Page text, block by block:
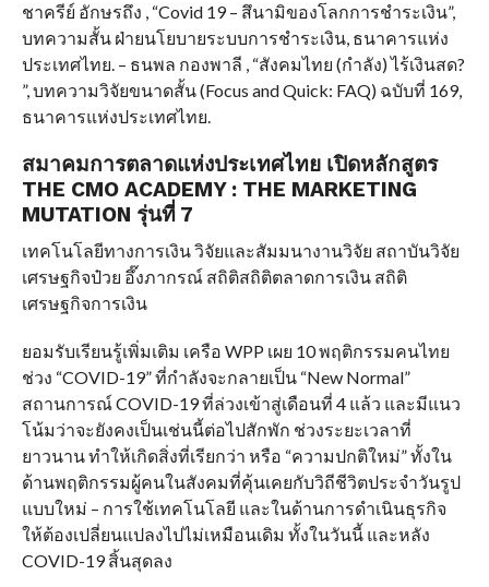
ชาครีย์ อักษรถึง , “Covid 19 – สึนามิของโลกการชำระเงิน”,
บทความสั้น ฝ่ายนโยบายระบบการชำระเงิน, ธนาคารแห่ง
ประเทศไทย. – ธนพล กองพาลี , “สังคมไทย (กำลัง) ไร้เงินสด?
”, บทความวิจัยขนาดสั้น (Focus and Quick: FAQ) ฉบับที่ 169,
ธนาคารแห่งประเทศไทย.
สมาคมการตลาดแห่งประเทศไทย เปิดหลักสูตร
THE CMO ACADEMY : THE MARKETING
MUTATION รุ่นที่ 7
เทคโนโลยีทางการเงิน วิจัยและสัมมนางานวิจัย สถาบันวิจัย
เศรษฐกิจป๋วย ​อึ๊งภากรณ์ สถิติสถิติตลาดการเงิน สถิติ
เศรษฐกิจการเงิน
ยอมรับเรียนรู้เพิ่มเติม เครือ WPP เผย 10 พฤติกรรมคนไทย
ช่วง “COVID-19” ที่กำลังจะกลายเป็น “New Normal”
สถานการณ์ COVID-19 ที่ล่วงเข้าสู่เดือนที่ 4 แล้ว และมีแนว
โน้มว่าจะยังคงเป็นเช่นนี้ต่อไปสักพัก ช่วงระยะเวลาที่
ยาวนาน ทำให้เกิดสิ่งที่เรียกว่า หรือ “ความปกติใหม่” ทั้งใน
ด้านพฤติกรรมผู้คนในสังคมที่คุ้นเคยกับวิถีชีวิตประจำวันรูป
แบบใหม่ – การใช้เทคโนโลยี และในด้านการดำเนินธุรกิจ
ให้ต้องเปลี่ยนแปลงไปไม่เหมือนเดิม ทั้งในวันนี้ และหลัง
COVID-19 สิ้นสุดลง